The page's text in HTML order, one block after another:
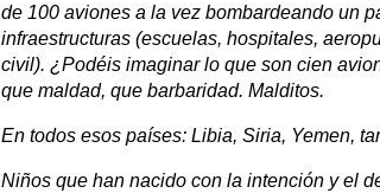
de 100 aviones a la vez bombardeando un
infraestructuras (escuelas, hospitales,
civil). ¿Podéis imaginar lo que son cien
que maldad, que barbaridad. Malditos.
En todos esos países: Libia, Siria, Yemen,
Niños que han nacido con la intención y el